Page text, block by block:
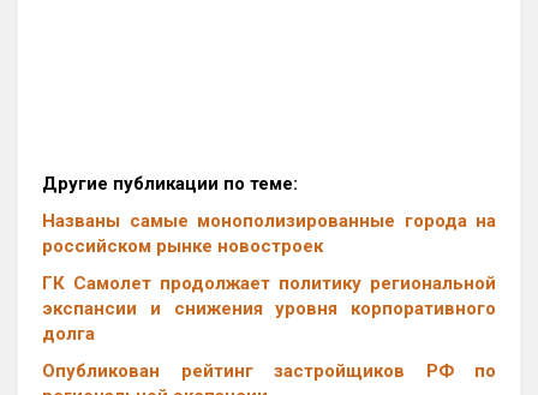
Другие публикации по теме:
Названы самые монополизированные города на
российском рынке новостроек
ГК Самолет продолжает политику региональной
экспансии и снижения уровня корпоративного
долга
Опубликован рейтинг застройщиков РФ по